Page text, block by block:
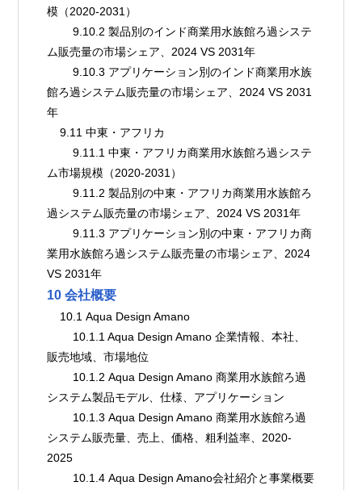
模（2020-2031）
        9.10.2 製品別のインド商業用水族館ろ過システ
ム販売量の市場シェア、2024 VS 2031年
        9.10.3 アプリケーション別のインド商業用水族
館ろ過システム販売量の市場シェア、2024 VS 2031
年
    9.11 中東・アフリカ
        9.11.1 中東・アフリカ商業用水族館ろ過システ
ム市場規模（2020-2031）
        9.11.2 製品別の中東・アフリカ商業用水族館ろ
過システム販売量の市場シェア、2024 VS 2031年
        9.11.3 アプリケーション別の中東・アフリカ商
業用水族館ろ過システム販売量の市場シェア、2024
VS 2031年
10 会社概要
    10.1 Aqua Design Amano
販売地域、市場地位
システム製品モデル、仕様、アプリケーション
システム販売量、売上、価格、粗利益率、2020-
2025
        10.1.4 Aqua Design Amano会社紹介と事業概要